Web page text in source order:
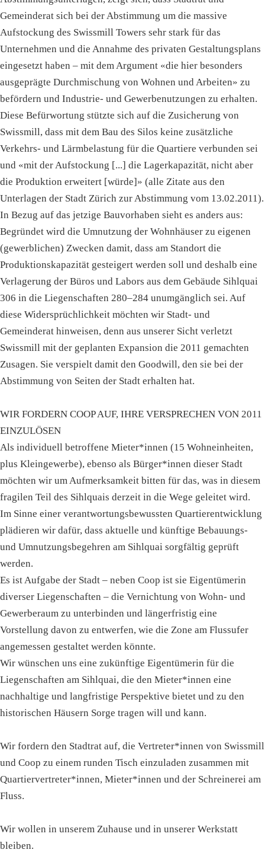
Gemeinderat sich bei der Abstimmung um die massive
Aufstockung des Swissmill Towers sehr stark für das
Unternehmen und die Annahme des privaten Gestaltungsplans
eingesetzt haben – mit dem Argument «die hier besonders
ausgeprägte Durchmischung von Wohnen und Arbeiten» zu
befördern und Industrie- und Gewerbenutzungen zu erhalten.
Diese Befürwortung stützte sich auf die Zusicherung von
Swissmill, dass mit dem Bau des Silos keine zusätzliche
Verkehrs- und Lärmbelastung für die Quartiere verbunden sei
und «mit der Aufstockung [...] die Lagerkapazität, nicht aber
die Produktion erweitert [würde]» (alle Zitate aus den
Unterlagen der Stadt Zürich zur Abstimmung vom 13.02.2011).
In Bezug auf das jetzige Bauvorhaben sieht es anders aus:
Begründet wird die Umnutzung der Wohnhäuser zu eigenen
(gewerblichen) Zwecken damit, dass am Standort die
Produktionskapazität gesteigert werden soll und deshalb eine
Verlagerung der Büros und Labors aus dem Gebäude Sihlquai
306 in die Liegenschaften 280–284 unumgänglich sei. Auf
diese Widersprüchlichkeit möchten wir Stadt- und
Gemeinderat hinweisen, denn aus unserer Sicht verletzt
Swissmill mit der geplanten Expansion die 2011 gemachten
Zusagen. Sie verspielt damit den Goodwill, den sie bei der
Abstimmung von Seiten der Stadt erhalten hat.
WIR FORDERN COOP AUF, IHRE VERSPRECHEN VON 2011
EINZULÖSEN
Als individuell betroffene Mieter*innen (15 Wohneinheiten,
plus Kleingewerbe), ebenso als Bürger*innen dieser Stadt
möchten wir um Aufmerksamkeit bitten für das, was in diesem
fragilen Teil des Sihlquais derzeit in die Wege geleitet wird.
Im Sinne einer verantwortungsbewussten Quartierentwicklung
plädieren wir dafür, dass aktuelle und künftige Bebauungs-
und Umnutzungsbegehren am Sihlquai sorgfältig geprüft
werden.
Es ist Aufgabe der Stadt – neben Coop ist sie Eigentümerin
diverser Liegenschaften – die Vernichtung von Wohn- und
Gewerberaum zu unterbinden und längerfristig eine
Vorstellung davon zu entwerfen, wie die Zone am Flussufer
angemessen gestaltet werden könnte.
Wir wünschen uns eine zukünftige Eigentümerin für die
Liegenschaften am Sihlquai, die den Mieter*innen eine
nachhaltige und langfristige Perspektive bietet und zu den
historischen Häusern Sorge tragen will und kann.
Wir fordern den Stadtrat auf, die Vertreter*innen von Swissmill
und Coop zu einem runden Tisch einzuladen zusammen mit
Quartiervertreter*innen, Mieter*innen und der Schreinerei am
Fluss.
Wir wollen in unserem Zuhause und in unserer Werkstatt
bleiben.